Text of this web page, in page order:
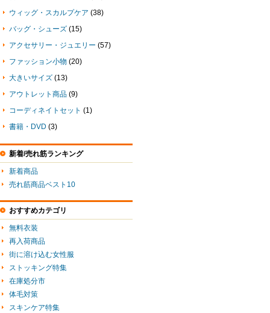
ウィッグ・スカルプケア (38)
バッグ・シューズ (15)
アクセサリー・ジュエリー (57)
ファッション小物 (20)
大きいサイズ (13)
アウトレット商品 (9)
コーディネイトセット (1)
書籍・DVD (3)
新着/売れ筋ランキング
新着商品
売れ筋商品ベスト10
おすすめカテゴリ
無料衣装
再入荷商品
街に溶け込む女性服
ストッキング特集
在庫処分市
体毛対策
スキンケア特集